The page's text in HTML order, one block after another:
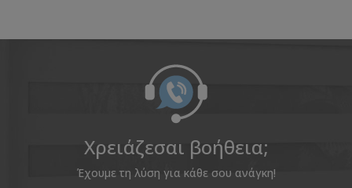
Χρειάζεσαι βοήθεια;
Έχουμε τη λύση για κάθε σου ανάγκη!